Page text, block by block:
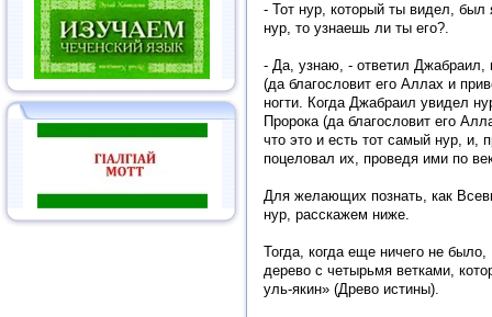
- Тот нур, который ты видел,
нур, то узнаешь ли ты его?.
- Да, узнаю, - ответил
(да благословит его Аллах и
ногти. Когда Джабраил увидел
Пророка (да благословит его
что это и есть тот самый нур, и,
поцеловал их, проведя ими по
Для желающих познать, как
нур, расскажем ниже.
Тогда, когда еще ничего не
дерево с четырьмя ветками,
уль-якин» (Древо истины).